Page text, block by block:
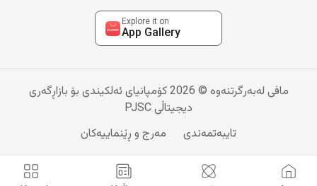
Explore it on
App Gallery
مافی لەبەرگرتنەوە © 2026 کۆمپانیای ئەلکیندی بۆ بازاڕگەری
دیجیتاڵی PJSC
تایبەتمەندی
مەرج و ڕێنماییەکان